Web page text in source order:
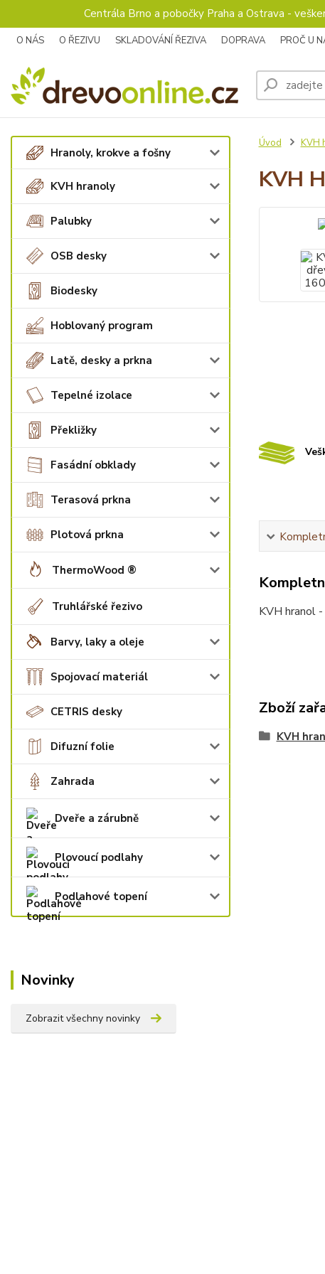
Centrála Brno a pobočky Praha a Ostrava -
O NÁS O ŘEZIVU SKLADOVÁNÍ ŘEZIVA DOPRAVA PROČ U
Hranoly, krokve a fošny
KVH hranoly
Palubky
OSB desky
Biodesky
Hoblovaný program
Latě, desky a prkna
Tepelné izolace
Překližky
Fasádní obklady
Terasová prkna
Plotová prkna
ThermoWood ®
Truhlářské řezivo
Barvy, laky a oleje
Spojovací materiál
CETRIS desky
Difuzní folie
Zahrada
Dveře a zárubně
Plovoucí podlahy
Podlahové topení
Novinky
Zobrazit všechny novinky
Úvod KVH
KVH
KVH hranol
Zboží
KVH